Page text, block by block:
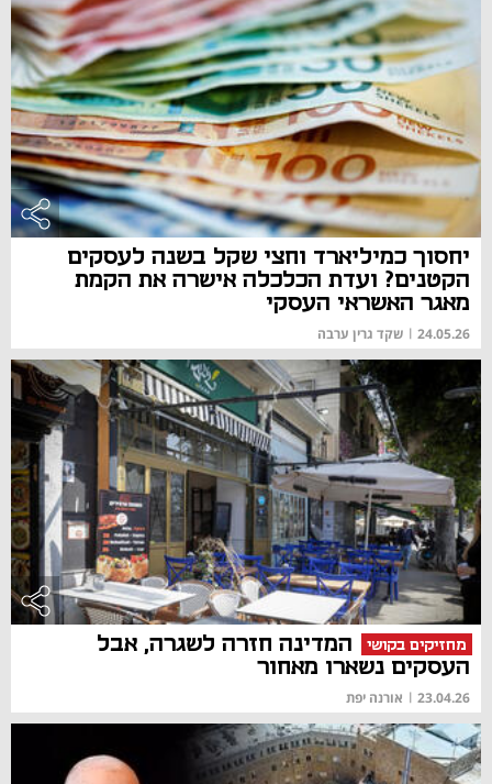
יחסוך כמיליארד וחצי שקל בשנה לעסקים
הקטנים? ועדת הכלכלה אישרה את הקמת
מאגר האשראי העסקי
24.05.26
| שקד גרין ערבה
מחזיקים בקושי
המדינה חזרה לשגרה, אבל
העסקים נשארו מאחור
23.04.26
| אורנה יפת